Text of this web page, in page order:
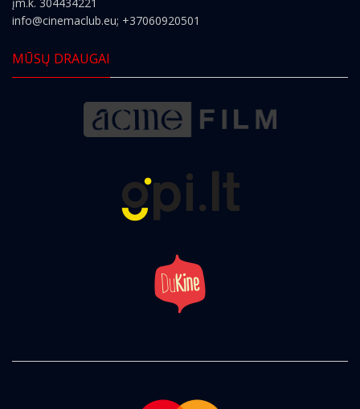
info@cinemaclub.eu; +37060920501
MŪSŲ DRAUGAI